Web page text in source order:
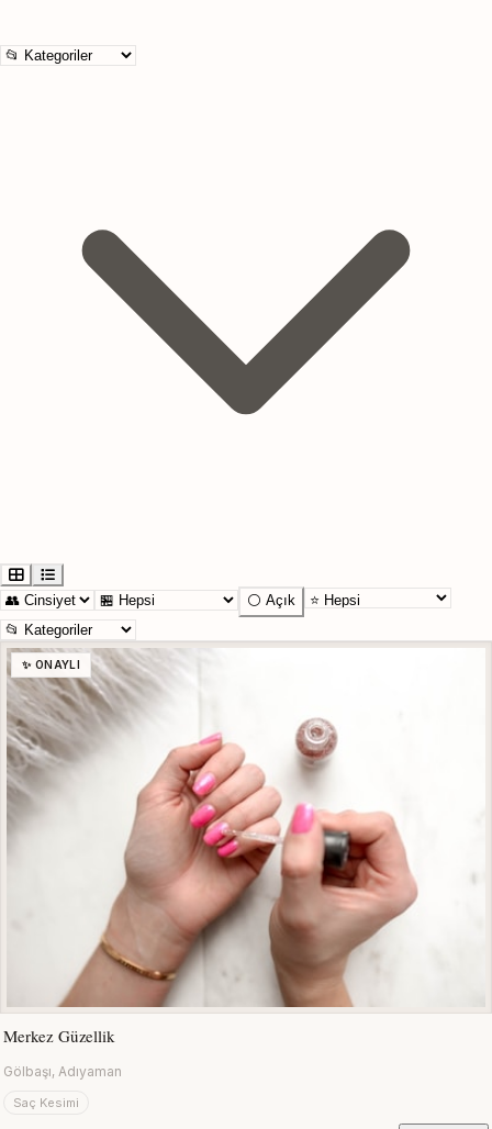
⚪ Açık
✨ ONAYLI
Merkez Güzellik
Gölbaşı, Adıyaman
Saç Kesimi